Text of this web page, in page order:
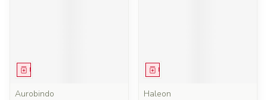
Médicament
Aurobindo
Médicament
Haleon